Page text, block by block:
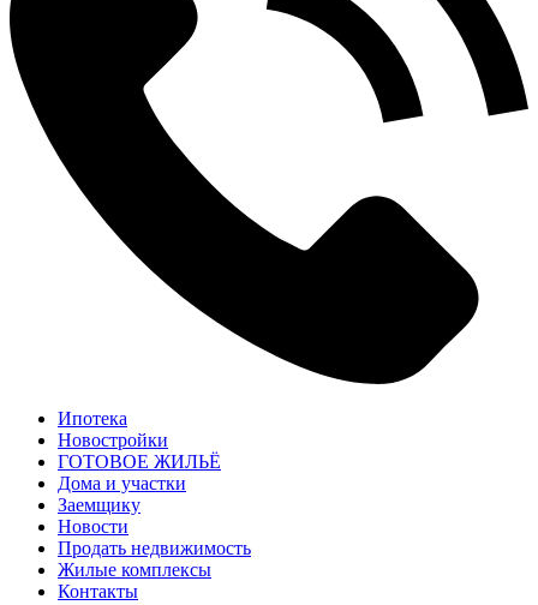
Ипотека
Новостройки
ГОТОВОЕ ЖИЛЬЁ
Дома и участки
Заемщику
Новости
Продать недвижимость
Жилые комплексы
Контакты